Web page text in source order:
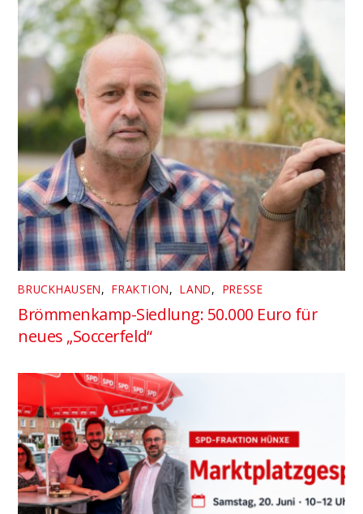
BRUCKHAUSEN, FRAKTION, LAND, PRESSE
Brömmenkamp-Siedlung: 50.000 Euro für
neues „Soccerfeld“